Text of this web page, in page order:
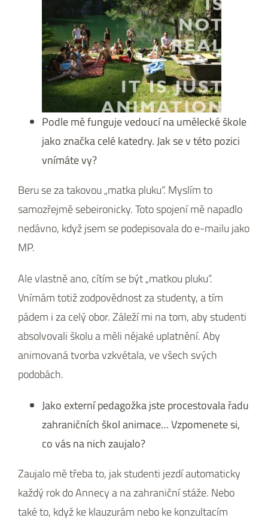
Podle mě funguje vedoucí na umělecké škole
jako značka celé katedry. Jak se v této pozici
vnímáte vy?
Beru se za takovou „matka pluku“. Myslím to
samozřejmě sebeironicky. Toto spojení mě napadlo
nedávno, když jsem se podepisovala do e-mailu jako
MP.
Ale vlastně ano, cítím se být „matkou pluku“.
Vnímám totiž zodpovědnost za studenty, a tím
pádem i za celý obor. Záleží mi na tom, aby studenti
absolvovali školu a měli nějaké uplatnění. Aby
animovaná tvorba vzkvétala, ve všech svých
podobách.
Jako externí pedagožka jste procestovala řadu
zahraničních škol animace… Vzpomenete si,
co vás na nich zaujalo?
Zaujalo mě třeba to, jak studenti jezdí automaticky
každý rok do Annecy a na zahraniční stáže. Nebo
také to, když ke klauzurám nebo ke konzultacím